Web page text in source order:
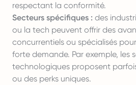
respectant la conformité.
Secteurs spécifiques : des
ou la tech peuvent offrir des
concurrentiels ou spécialisés
forte demande. Par exemple, les
technologiques proposent
ou des perks uniques.